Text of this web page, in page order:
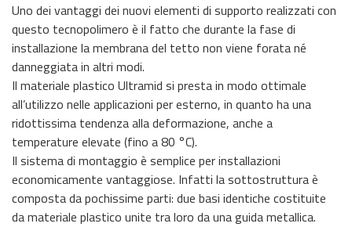
Uno dei vantaggi dei nuovi elementi di supporto realizzati con
questo tecnopolimero è il fatto che durante la fase di
installazione la membrana del tetto non viene forata né
danneggiata in altri modi.
Il materiale plastico Ultramid si presta in modo ottimale
all’utilizzo nelle applicazioni per esterno, in quanto ha una
ridottissima tendenza alla deformazione, anche a
temperature elevate (fino a 80 °C).
Il sistema di montaggio è semplice per installazioni
economicamente vantaggiose. Infatti la sottostruttura è
composta da pochissime parti: due basi identiche costituite
da materiale plastico unite tra loro da una guida metallica.